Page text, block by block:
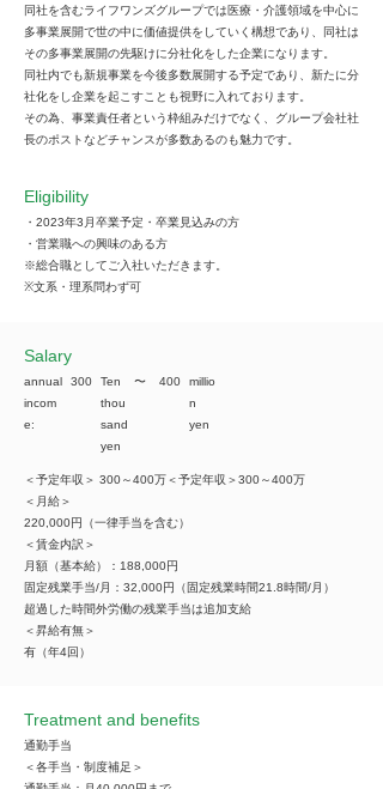
同社を含むライフワンズグループでは医療・介護領域を中心に
多事業展開で世の中に価値提供をしていく構想であり、同社は
その多事業展開の先駆けに分社化をした企業になります。
同社内でも新規事業を今後多数展開する予定であり、新たに分
社化をし企業を起こすことも視野に入れております。
その為、事業責任者という枠組みだけでなく、グループ会社社
長のポストなどチャンスが多数あるのも魅力です。
Eligibility
・2023年3月卒業予定・卒業見込みの方
・営業職への興味のある方
※総合職としてご入社いただきます。
※文系・理系問わず可
​Salary
annual
incom
e:
300
Ten
thou
sand
yen
​〜 400
millio
n
yen
＜予定年収＞ 300～400万＜予定年収＞300～400万
＜月給＞
220,000円（一律手当を含む）
＜賃金内訳＞
月額（基本給）：188,000円
固定残業手当/月：32,000円（固定残業時間21.8時間/月）
超過した時間外労働の残業手当は追加支給
＜昇給有無＞
有（年4回）
Treatment and benefits
通勤手当
＜各手当・制度補足＞